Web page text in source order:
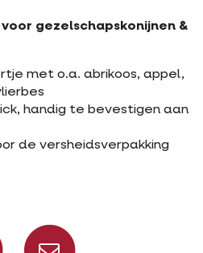
gezelschapskonijnen &
met o.a. abrikoos, appel,
handig te bevestigen aan
de versheidsverpakking
Facebook
Deel via